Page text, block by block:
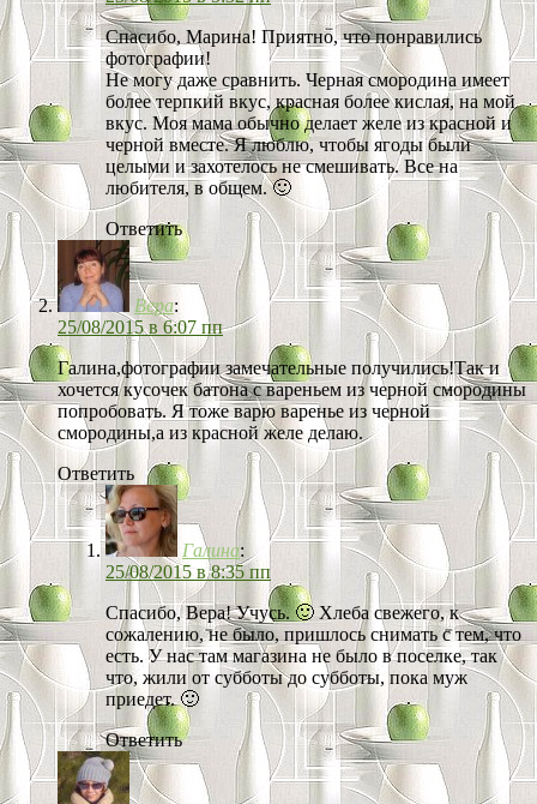
Спасибо, Марина! Приятно, что понравились
фотографии!
Не могу даже сравнить. Черная смородина имеет
более терпкий вкус, красная более кислая, на мой
вкус. Моя мама обычно делает желе из красной и
черной вместе. Я люблю, чтобы ягоды были
целыми и захотелось не смешивать. Все на
любителя, в общем. 🙂
Ответить
Вера:
25/08/2015 в 6:07 пп
Галина,фотографии замечательные получились!Так и
хочется кусочек батона с вареньем из черной смородины
попробовать. Я тоже варю варенье из черной
смородины,а из красной желе делаю.
Ответить
Галина:
25/08/2015 в 8:35 пп
Спасибо, Вера! Учусь. 🙂 Хлеба свежего, к
сожалению, не было, пришлось снимать с тем, что
есть. У нас там магазина не было в поселке, так
что, жили от субботы до субботы, пока муж
приедет. 🙂
Ответить